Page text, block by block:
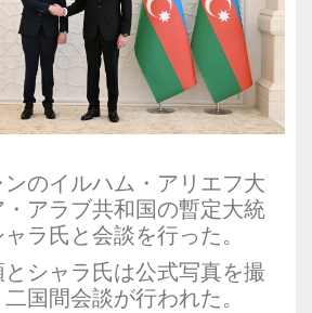
のイルハム・アリエフ大
アラブ共和国の暫定大統
ラ氏と会談を行った。
シャラ氏は公式写真を撮
国間会談が行われた。